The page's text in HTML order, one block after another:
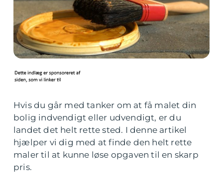
Hvis du går med tanker om at få malet din
bolig indvendigt eller udvendigt, er du
landet det helt rette sted. I denne artikel
hjælper vi dig med at finde den helt rette
maler til at kunne løse opgaven til en skarp
pris.